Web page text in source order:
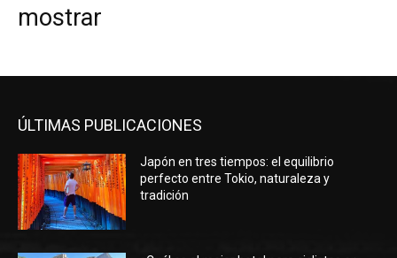
Eyes
mostrar
ÚLTIMAS PUBLICACIONES
Japón en tres tiempos: el equilibrio
perfecto entre Tokio, naturaleza y
tradición